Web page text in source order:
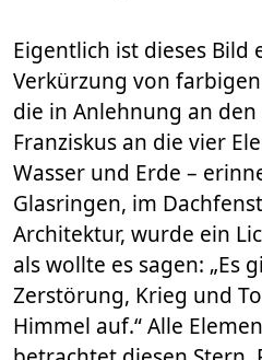
Eigentlich ist dieses Bild
Verkürzung von
die in Anlehnung an
Franziskus an die vier
Wasser und Erde –
Glasringen, im
Architektur, wurde ein
als wollte es sagen: „Es
Zerstörung, Krieg und
Himmel auf.“ Alle